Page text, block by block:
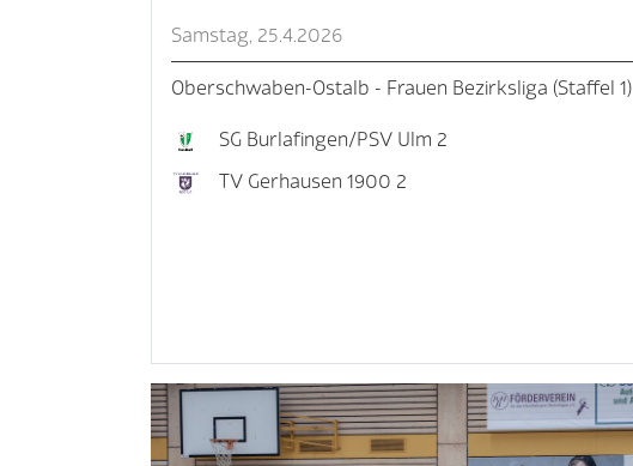
Samstag, 25.4.2026
Oberschwaben-Ostalb - Frauen Bezirksliga (Staffel 1)
SG Burlafingen/PSV Ulm 2
TV Gerhausen 1900 2